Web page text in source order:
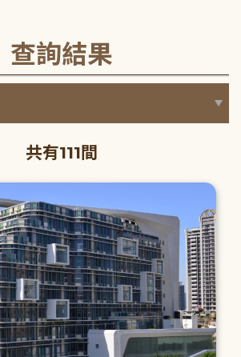
查詢結果
共有111間